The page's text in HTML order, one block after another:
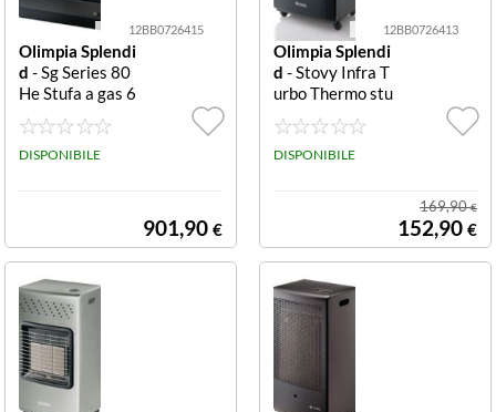
12BB0726415
Olimpia Splendi
d - Sg Series 80
He Stufa a gas 6
300 W SPLEND
ID STUFA GAS S
G80 HE 99400
ERMOSTATOV
OL.RISC.
DISPONIBILE
901,90 €
12BB0726413
Olimpia Splendi
d - Stovy Infra T
urbo Thermo stu
fa a gas 4200W
Gpl nera Infra T
urbo Thermo
DISPONIBILE
169,90€
152,90 €